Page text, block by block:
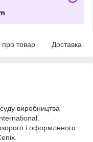
про товар Доставка
виробництва
і оформленого